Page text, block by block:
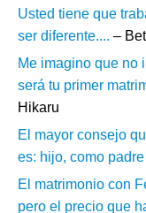
Usted tiene que
ser diferente.... –
Me imagino que no
será tu primer
Hikaru
El mayor consejo
es: hijo, como
El matrimonio con
pero el precio que